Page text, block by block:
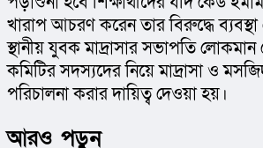
খারাপ আচরণ করেন তার বিরুদ্ধে
স্থানীয় যুবক মাদ্রাসার সভাপতি
কমিটির সদস্যদের নিয়ে মাদ্রাসা ও
পরিচালনা করার দায়িত্ব দেওয়া হয়।
আরও পড়ুন